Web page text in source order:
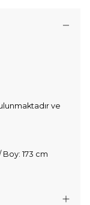
ve
173 cm